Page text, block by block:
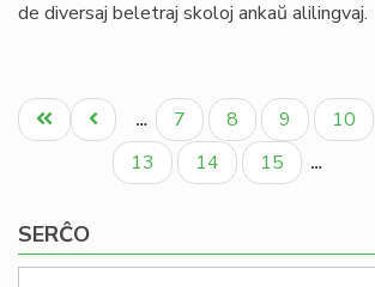
de diversaj beletraj skoloj ankaŭ alilingvaj.
Pagination
Unua
paĝo
Antaŭa
paĝo
… Paĝo
7 Paĝo
8 Paĝo
9 Paĝo
10
Paĝo
13 Paĝo
14 Paĝo
15 …
SERĈO